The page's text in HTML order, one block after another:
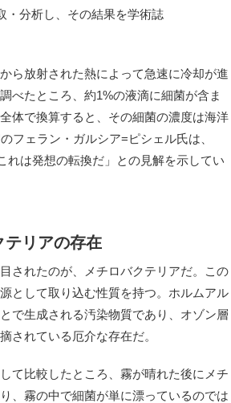
・分析し、その結果を学術誌
ら放射された熱によって急速に冷却が進
べたところ、約1%の液滴に細菌が含ま
体で換算すると、その細菌の濃度は海洋
フェラン・ガルシア=ピシェル氏は、
れは発想の転換だ」との見解を示してい
テリアの存在
されたのが、メチロバクテリアだ。この
として取り込む性質を持つ。ホルムアル
で生成される汚染物質であり、オゾン層
されている厄介な存在だ。
て比較したところ、霧が晴れた後にメチ
、霧の中で細菌が単に漂っているのでは